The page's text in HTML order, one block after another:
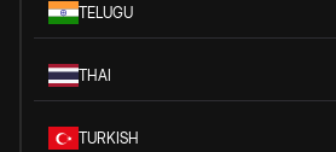
TELUGU
THAI
TURKISH